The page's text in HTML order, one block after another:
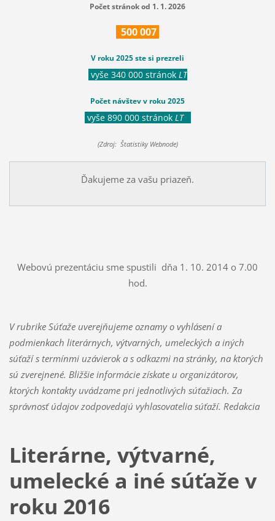
Počet stránok od 1. 1. 2026
500007
V roku 2025 ste si prezreli
vyše 340 000 stránok LT
Počet návštev v roku 2025
vyše 890 000 stránok LT
(Zdroj: Štatistiky Webnode)
Ďakujeme za vašu priazeň.
Webovú prezentáciu sme spustili dňa 1. 10. 2014 o 7.00
hod.
V rubrike Súťaže uverejňujeme oznamy o vyhlásení a
podmienkach literárnych, výtvarných, umeleckých a iných
súťaží s termínmi uzávierok a s odkazmi na stránky, na ktorých
sú zverejnené. Bližšie informácie získate u organizátorov,
ktorých kontakty uvádzame pri jednotlivých súťažiach. Za
správnosť údajov zodpovedajú vyhlasovatelia súťaží. Redakcia
Literárne, výtvarné,
umelecké a iné súťaže v
roku 2016